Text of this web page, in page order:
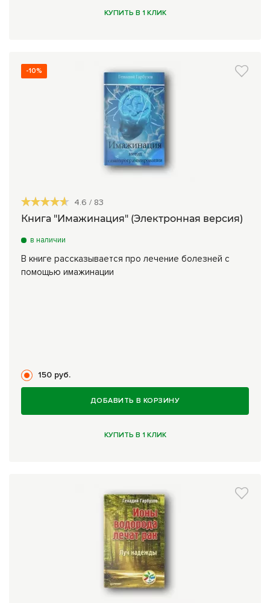
КУПИТЬ В 1 КЛИК
-10%
4.6 / 83
Книга "Имажинация" (Электронная версия)
в наличии
В книге рассказывается про лечение болезней с
помощью имажинации
150 руб.
ДОБАВИТЬ В КОРЗИНУ
КУПИТЬ В 1 КЛИК